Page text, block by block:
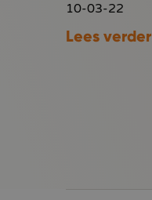
10-03-22
Lees verder